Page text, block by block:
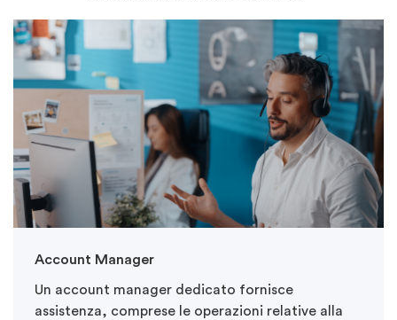
Account Manager
Un account manager dedicato fornisce
assistenza, comprese le operazioni relative alla